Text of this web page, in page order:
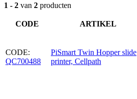
1 - 2 van 2 producten
CODE ARTIKEL
CODE:
QC700488
PiSmart Twin Hopper slide
printer, Cellpath